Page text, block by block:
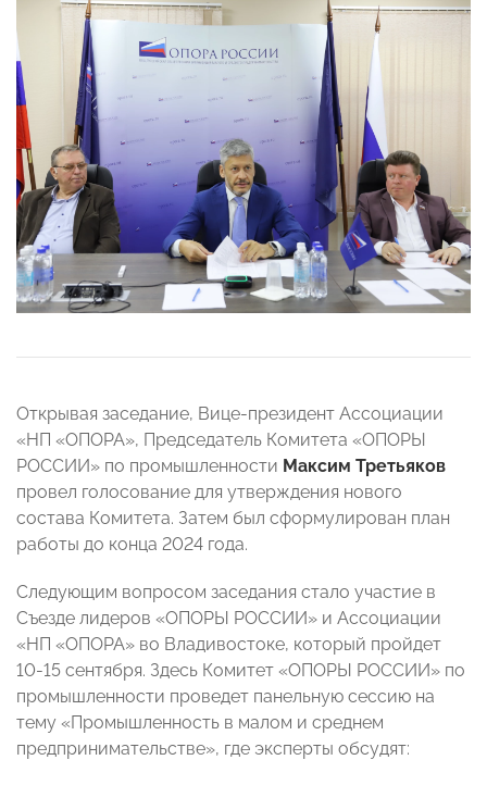
Открывая заседание, Вице-президент Ассоциации
«НП «ОПОРА», Председатель Комитета «ОПОРЫ
РОССИИ» по промышленности Максим Третьяков
провел голосование для утверждения нового
состава Комитета. Затем был сформулирован план
работы до конца 2024 года.
Следующим вопросом заседания стало участие в
Съезде лидеров «ОПОРЫ РОССИИ» и Ассоциации
«НП «ОПОРА» во Владивостоке, который пройдет
10-15 сентября. Здесь Комитет «ОПОРЫ РОССИИ» по
промышленности проведет панельную сессию на
тему «Промышленность в малом и среднем
предпринимательстве», где эксперты обсудят: